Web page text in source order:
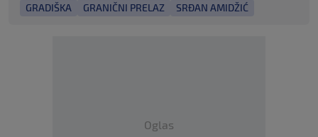
GRADIŠKA GRANIČNI PRELAZ SRĐAN AMIDŽIĆ
Oglas